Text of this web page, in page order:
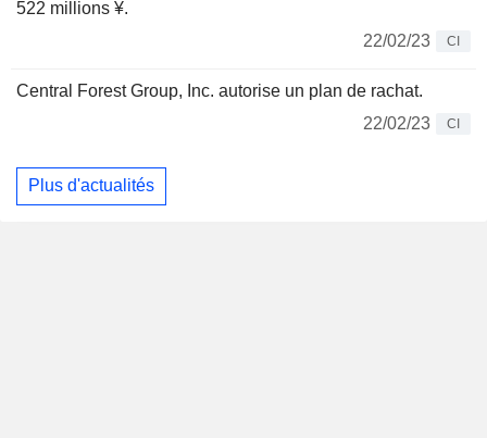
522 millions ¥.
22/02/23
CI
Central Forest Group, Inc. autorise un plan de rachat.
22/02/23
CI
Plus d'actualités